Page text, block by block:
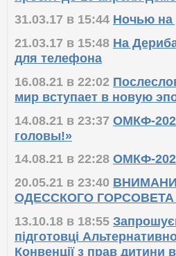
просят до 10 апреля
31.03.17 в 15:44 Ночью на
21.03.17 в 15:48 На
для телефона
16.08.21 в 22:02
мир вступает в новую
14.08.21 в 23:37 ОМКФ-
головы!»
14.08.21 в 22:28 ОМКФ-
20.05.21 в 23:40
ОДЕССКОГО
13.10.18 в 18:55
підготовці